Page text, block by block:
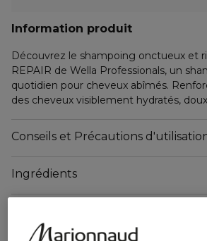
Information produit
Découvrez le shampoing onctueux et
REPAIR de Wella Professionals, un
quotidien pour cheveux abîmés.
des cheveux visiblement hydratés,
élimine les toutes les impuretés qui
cheveux (métaux, accumulation de
l'intérieur comme à l'extérieur, tout en
abîmés par la chaleur, les brossages
Conseils et Précautions
Ingrédients